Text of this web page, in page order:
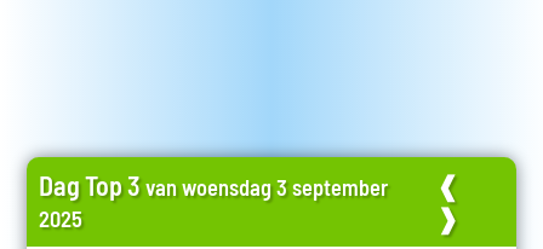
Dag Top 3van woensdag 3 september
2025
❰
❱